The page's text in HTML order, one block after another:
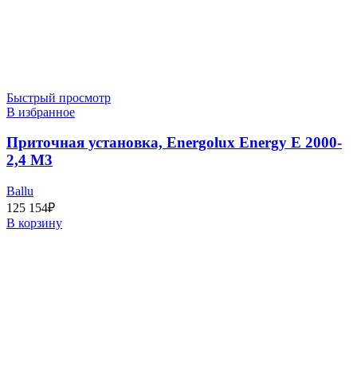
Быстрый просмотр
В избранное
Приточная установка, Energolux Energy E 2000-
2,4 M3
Ballu
125 154₽
В корзину